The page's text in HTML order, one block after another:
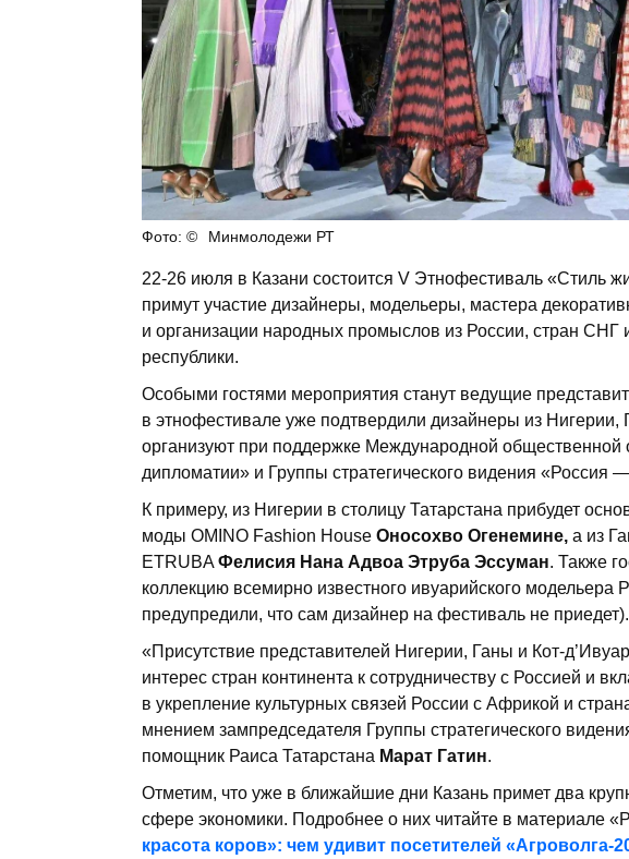
Минмолодежи РТ
22-26 июля в Казани состоится V Этнофестиваль «Стиль
примут участие дизайнеры, модельеры, мастера
и организации народных промыслов из России, стран
республики.
Особыми гостями мероприятия станут ведущие
в этнофестивале уже подтвердили дизайнеры из Нигерии,
организуют при поддержке Международной общественной
дипломатии» и Группы стратегического видения «Россия
К примеру, из Нигерии в столицу Татарстана прибудет
моды OMINO Fashion House Оносохво Огенемине, а из
ETRUBAФелисия Нана Адвоа Этруба Эссуман. Также
коллекцию всемирно известного ивуарийского модельера
предупредили, что сам дизайнер на фестиваль не приедет).
«Присутствие представителей Нигерии, Ганы и Кот-
интерес стран континента к сотрудничеству с Россией и
в укрепление культурных связей России с Африкой и
мнением зампредседателя Группы стратегического
помощник Раиса Татарстана Марат Гатин.
Отметим, что уже в ближайшие дни Казань примет два
сфере экономики. Подробнее о них читайте в материале
красота коров»: чем удивит посетителей «Агроволга-